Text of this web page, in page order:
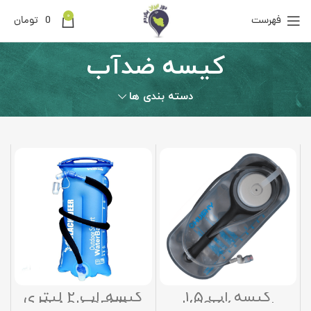
فهرست 0
0 تومان
کیسه ضدآب
دسته بندی ها
کیسه آب 1.5 کیسه آب 2 لیتری